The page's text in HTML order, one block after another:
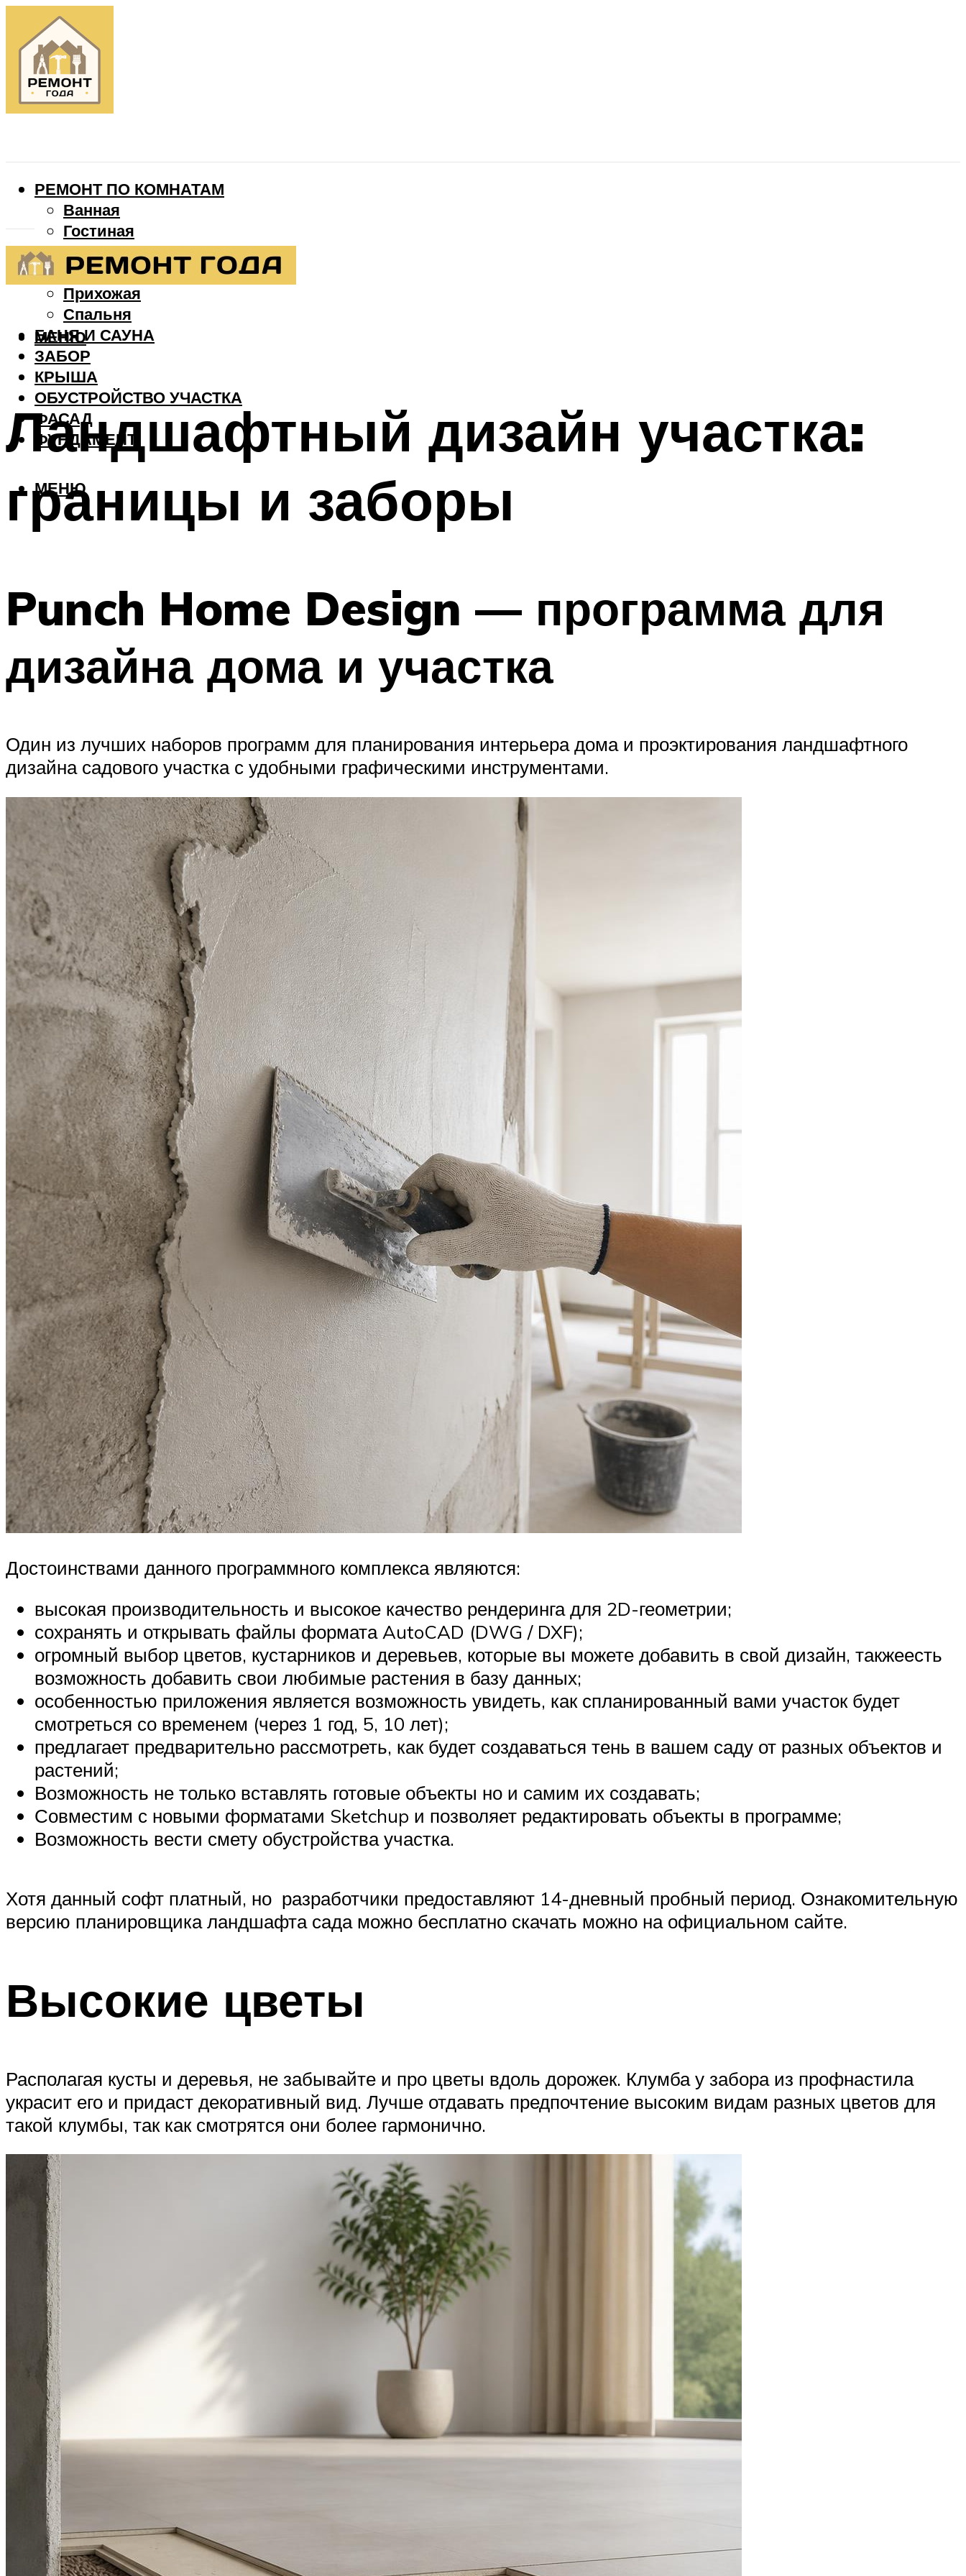
РЕМОНТ ПО КОМНАТАМ
Ванная
Гостиная
Детская
Кухня
Прихожая
Спальня
БАНЯ И САУНА
ЗАБОР
КРЫША
ОБУСТРОЙСТВО УЧАСТКА
ФАСАД
ФУНДАМЕНТ
МЕНЮ
МЕНЮ
Ландшафтный дизайн участка:
границы и заборы
Punch Home Design — программа для
дизайна дома и участка
Один из лучших наборов программ для планирования интерьера дома и проэктирования ландшафтного
дизайна садового участка с удобными графическими инструментами.
Достоинствами данного программного комплекса являются:
высокая производительность и высокое качество рендеринга для 2D-геометрии;
сохранять и открывать файлы формата AutoCAD (DWG / DXF);
огромный выбор цветов, кустарников и деревьев, которые вы можете добавить в свой дизайн, такжеесть
возможность добавить свои любимые растения в базу данных;
особенностью приложения является возможность увидеть, как спланированный вами участок будет
смотреться со временем (через 1 год, 5, 10 лет);
предлагает предварительно рассмотреть, как будет создаваться тень в вашем саду от разных объектов и
растений;
Возможность не только вставлять готовые объекты но и самим их создавать;
Совместим с новыми форматами Sketchup и позволяет редактировать объекты в программе;
Возможность вести смету обустройства участка.
Хотя данный софт платный, но разработчики предоставляют 14-дневный пробный период. Ознакомительную
версию планировщика ландшафта сада можно бесплатно скачать можно на официальном сайте.
Высокие цветы
Располагая кусты и деревья, не забывайте и про цветы вдоль дорожек. Клумба у забора из профнастила
украсит его и придаст декоративный вид. Лучше отдавать предпочтение высоким видам разных цветов для
такой клумбы, так как смотрятся они более гармонично.